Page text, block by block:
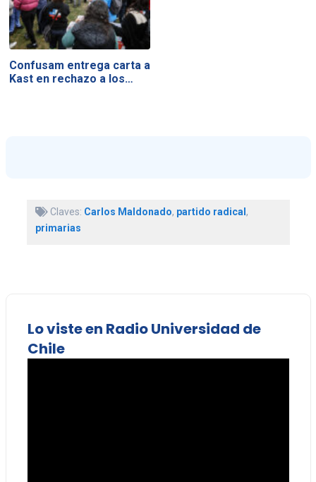
Confusam entrega carta a
Kast en rechazo a los…
Claves: Carlos Maldonado, partido radical ,
primarias
Lo viste en Radio Universidad de
Chile